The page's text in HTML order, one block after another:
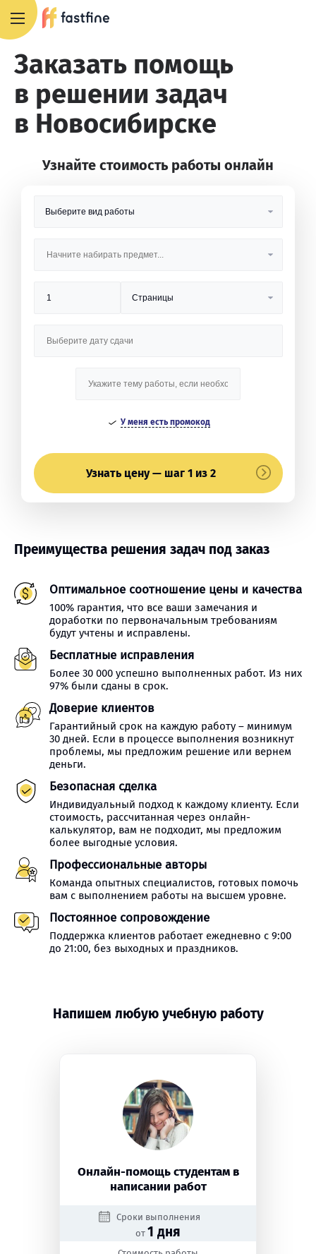
Заказать помощь
в решении задач
в Новосибирске
Узнайте стоимость работы онлайн
У меня есть промокод
Узнать цену — шаг 1 из 2
Преимущества решения задач под заказ
Оптимальное соотношение цены и качества
100% гарантия, что все ваши замечания и
доработки по первоначальным требованиям
будут учтены и исправлены.
Бесплатные исправления
Более 30 000 успешно выполненных работ. Из них
97% были сданы в срок.
Доверие клиентов
Гарантийный срок на каждую работу – минимум
30 дней. Если в процессе выполнения возникнут
проблемы, мы предложим решение или вернем
деньги.
Безопасная сделка
Индивидуальный подход к каждому клиенту. Если
стоимость, рассчитанная через онлайн-
калькулятор, вам не подходит, мы предложим
более выгодные условия.
Профессиональные авторы
Команда опытных специалистов, готовых помочь
вам с выполнением работы на высшем уровне.
Постоянное сопровождение
Поддержка клиентов работает ежедневно с 9:00
до 21:00, без выходных и праздников.
Напишем любую учебную работу
Онлайн-помощь студентам в
написании работ
Сроки выполнения
от 1 дня